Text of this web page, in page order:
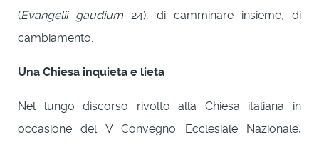
(Evangelii gaudium 24), di camminare insieme, di
cambiamento.
Una Chiesa inquieta e lieta
Nel lungo discorso rivolto alla Chiesa italiana in
occasione del V Convegno Ecclesiale Nazionale,